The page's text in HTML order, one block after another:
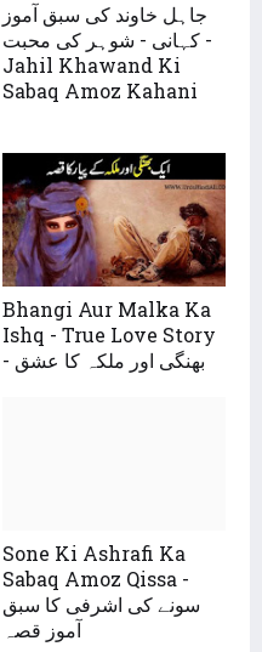
جاہل خاوند کی سبق آموز
کہانی - شوہر کی محبت -
Jahil Khawand Ki
Sabaq Amoz Kahani
Bhangi Aur Malka Ka
Ishq - True Love Story
- بھنگی اور ملکہ کا عشق
Sone Ki Ashrafi Ka
Sabaq Amoz Qissa -
سونے کی اشرفی کا سبق
آموز قصہ